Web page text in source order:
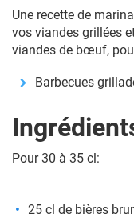
Une recette de
vos viandes grillées
viandes de bœuf,
Barbecues
Pour 30 à 35 cl:
25 cl de bières